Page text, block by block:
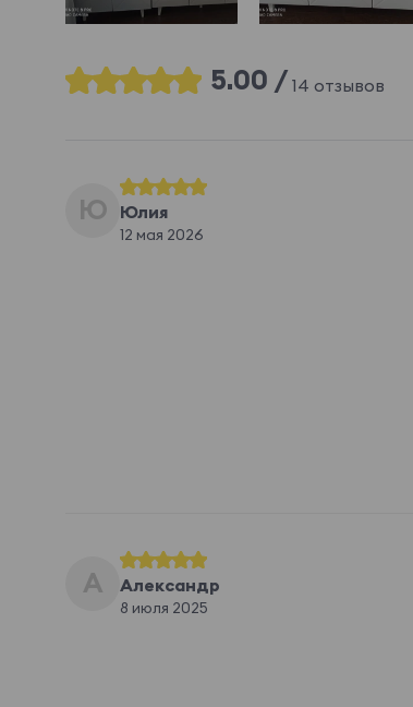
5.00 / 14 отзывов
Ю Юлия
12 мая 2026
А Александр
8 июля 2025